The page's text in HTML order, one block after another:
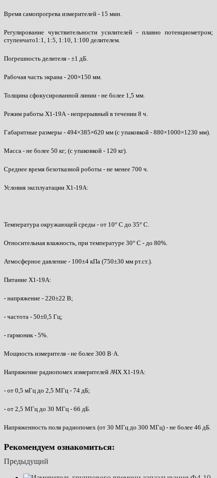
Время самопрогрева измерителей - 15 мин.
Регулирование чувствительности усилителей - плавно потенциометром;
ступенчато1:1, 1:5, 1:10, 1:100 делителем.
Погрешность делителя - ±1 дБ.
Рабочая часть экрана - 200×150 мм.
Толщина сфокусированной линии - не более 1,5 мм.
Режим работы Х1-19А - непрерывный в течении 8 ч.
Габаритные размеры - 494×385×620 мм (с упаковкой - 880×1000×1230 мм).
Масса - не более 50 кг; (с упаковкой - 120 кг).
Среднее время безотказной роботы - не менее 700 ч.
Условия эксплуатации Х1-19А:
Температура окружающей среды - от 10° С до 35° С.
Относительная влажность, при температуре 30° С - до 80%.
Атмосферное давление - 100±4 кПа (750±30 мм рт.ст.).
Питание Х1-19А:
- напряжение - 220±22 В;
- частота - 50±0,5 Гц;
- гармоник - 5%.
Мощность измерителя - не более 300 В·А.
Напряжение радиопомех измерителей АЧХ Х1-19А:
- от 0,5 мГц до 2,5 МГц - 74 дБ;
- от 2,5 МГц до 30 МГц - 66 дБ.
Напряженность поля радиопомех (от 30 МГц до 300 МГц) - не более 46 дБ.
Рекомендуем ознакомиться:
Предыдущий